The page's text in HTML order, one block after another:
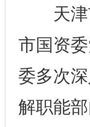
天津市
市国资
委多次
解职能